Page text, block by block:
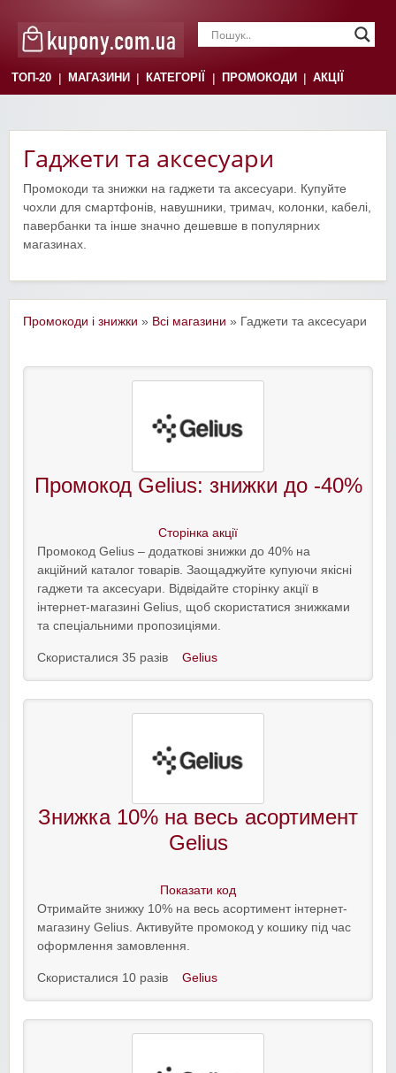
ТОП-20 | МАГАЗИНИ | КАТЕГОРІЇ | ПРОМОКОДИ | АКЦІЇ
Гаджети та аксесуари
Промокоди та знижки на гаджети та аксесуари. Купуйте
чохли для смартфонів, навушники, тримач, колонки, кабелі,
павербанки та інше значно дешевше в популярних
магазинах.
Промокоди і знижки » Всі магазини » Гаджети та аксесуари
Промокод Gelius: знижки до -40%
Сторінка акції
Промокод Gelius – додаткові знижки до 40% на
акційний каталог товарів. Заощаджуйте купуючи якісні
гаджети та аксесуари. Відвідайте сторінку акції в
інтернет-магазині Gelius, щоб скористатися знижками
та спеціальними пропозиціями.
Скористалися 35 разів Gelius
Знижка 10% на весь асортимент
Gelius
Показати код
Отримайте знижку 10% на весь асортимент інтернет-
магазину Gelius. Активуйте промокод у кошику під час
оформлення замовлення.
Скористалися 10 разів Gelius